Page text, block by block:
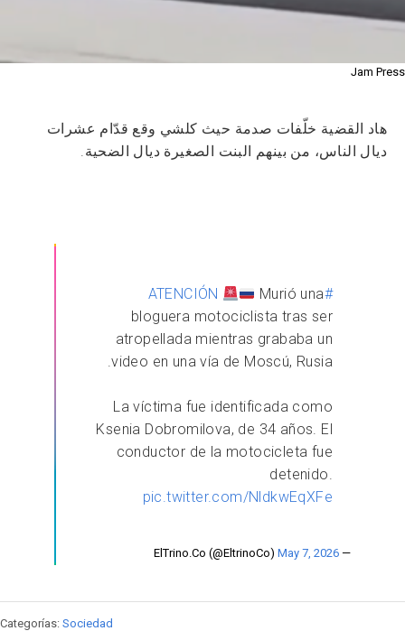
Jam Press
هاد القضية خلّفات صدمة حيث كلشي وقع قدّام عشرات
ديال الناس، من بينهم البنت الصغيرة ديال الضحية.
#ATENCIÓN
Murió una
bloguera motociclista tras ser
atropellada mientras grababa un
video en una vía de Moscú, Rusia.
La víctima fue identificada como
Ksenia Dobromilova, de 34 años. El
conductor de la motocicleta fue
detenido.
pic.twitter.com/NldkwEqXFe
— ElTrino.Co (@EltrinoCo)
May 7, 2026
Categorías: Sociedad